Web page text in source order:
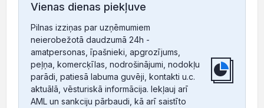
Vienas dienas piekļuve
Pilnas izziņas par uzņēmumiem
neierobežotā daudzumā 24h -
amatpersonas, īpašnieki, apgrozījums,
peļņa, komercķīlas, nodrošinājumi, nodokļu
parādi, patiesā labuma guvēji, kontakti u.c.
aktuālā, vēsturiskā informācija. Iekļauj arī
AML un sankciju pārbaudi, kā arī saistīto